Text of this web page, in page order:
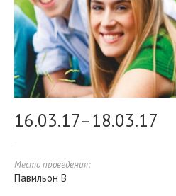
16.03.17–18.03.17
Место проведения:
Павильон B